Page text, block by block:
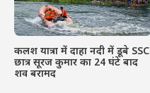
कलश यात्रा में दाहा नदी में डूबे SSC
छात्र सूरज कुमार का 24 घंटे बाद
शव बरामद